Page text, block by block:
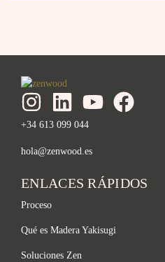
+34 613 099 044
hola@zenwood.es
ENLACES RÁPIDOS
Proceso
Qué es Madera Yakisugi
Soluciones Zen